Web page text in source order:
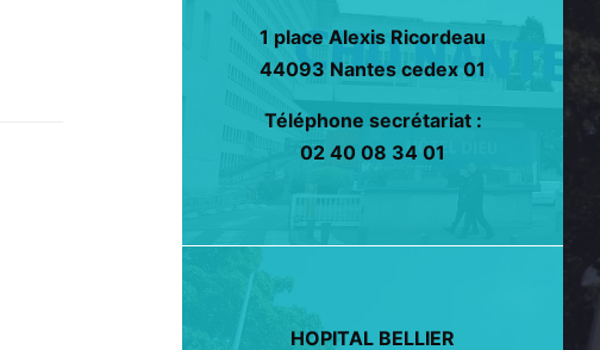
1 place Alexis Ricordeau
44093 Nantes cedex 01
Téléphone secrétariat :
02 40 08 34 01
HOPITAL BELLIER